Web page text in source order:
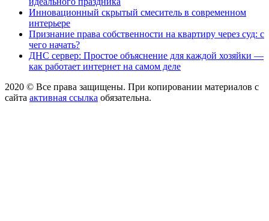
Инновационный скрытый смеситель в современном
интерьере
Признание права собственности на квартиру через суд: с
чего начать?
ДНС сервер: Простое объяснение для каждой хозяйки —
как работает интернет на самом деле
2020 © Все права защищены. При копировании материалов с
сайта активная ссылка обязательна.